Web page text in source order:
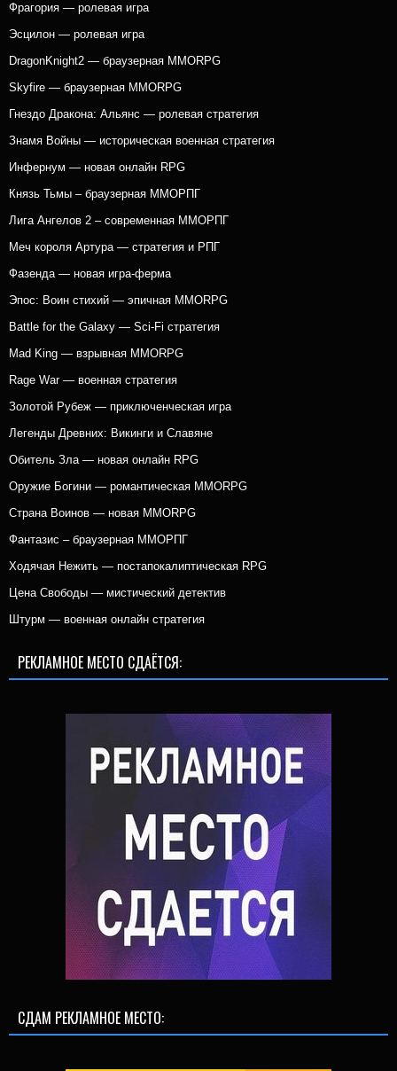
Фрагория — ролевая игра
Эсцилон — ролевая игра
DragonKnight2 — браузерная MMORPG
Skyfire — браузерная MMORPG
Гнездо Дракона: Альянс — ролевая стратегия
Знамя Войны — историческая военная стратегия
Инфернум — новая онлайн RPG
Князь Тьмы – браузерная ММОРПГ
Лига Ангелов 2 – современная ММОРПГ
Меч короля Артура — стратегия и РПГ
Фазенда — новая игра-ферма
Эпос: Воин стихий — эпичная MMORPG
Battle for the Galaxy — Sci-Fi стратегия
Mad King — взрывная MMORPG
Rage War — военная стратегия
Золотой Рубеж — приключенческая игра
Легенды Древних: Викинги и Славяне
Обитель Зла — новая онлайн RPG
Оружие Богини — романтическая MMORPG
Страна Воинов — новая MMORPG
Фантазис – браузерная ММОРПГ
Ходячая Нежить — постапокалиптическая RPG
Цена Свободы — мистический детектив
Штурм — военная онлайн стратегия
РЕКЛАМНОЕ МЕСТО СДАЁТСЯ:
СДАМ РЕКЛАМНОЕ МЕСТО: